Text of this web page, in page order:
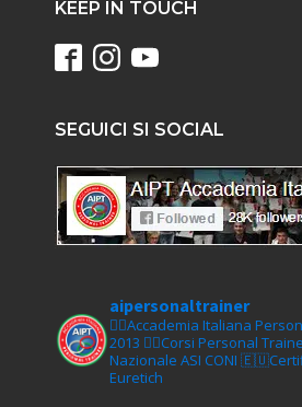
KEEP IN TOUCH
SEGUICI SI SOCIAL
aipersonaltrainer
🏋‍♀️Accademia Italiana
2013 🏋‍♂️Corsi Personal
Nazionale ASI CONI
Euretich